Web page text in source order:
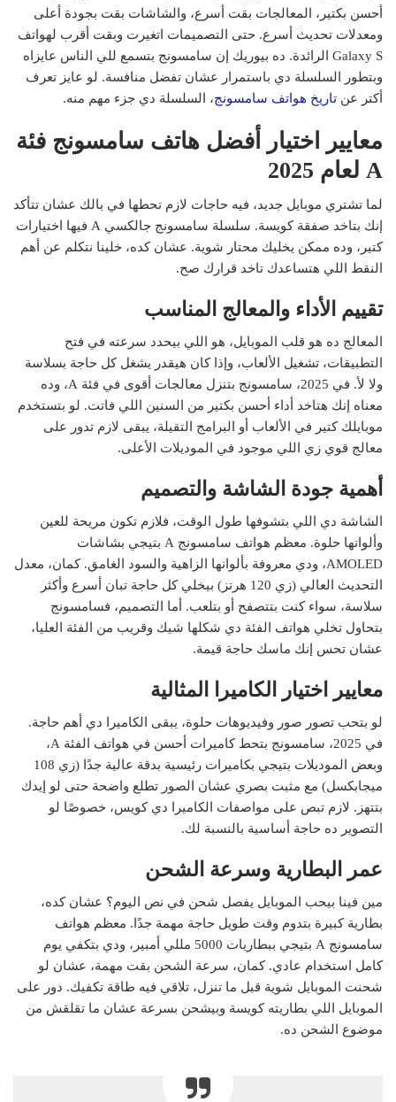
أحسن بكتير، المعالجات بقت أسرع، والشاشات بقت بجودة أعلى
ومعدلات تحديث أسرع. حتى التصميمات اتغيرت وبقت أقرب لهواتف
Galaxy S الرائدة. ده بيوريك إن سامسونج بتسمع للي الناس عايزاه
وبتطور السلسلة دي باستمرار عشان تفضل منافسة. لو عايز تعرف
أكتر عن تاريخ هواتف سامسونج، السلسلة دي جزء مهم منه.
معايير اختيار أفضل هاتف سامسونج فئة
A لعام 2025
لما تشتري موبايل جديد، فيه حاجات لازم تحطها في بالك عشان تتأكد
إنك بتاخد صفقة كويسة. سلسلة سامسونج جالكسي A فيها اختيارات
كتير، وده ممكن يخليك محتار شوية. عشان كده، خلينا نتكلم عن أهم
النقط اللي هتساعدك تاخد قرارك صح.
تقييم الأداء والمعالج المناسب
المعالج ده هو قلب الموبايل، هو اللي بيحدد سرعته في فتح
التطبيقات، تشغيل الألعاب، وإذا كان هيقدر يشغل كل حاجة بسلاسة
ولا لأ. في 2025، سامسونج بتنزل معالجات أقوى في فئة A، وده
معناه إنك هتاخد أداء أحسن بكتير من السنين اللي فاتت. لو بتستخدم
موبايلك كتير في الألعاب أو البرامج التقيلة، يبقى لازم تدور على
معالج قوي زي اللي موجود في الموديلات الأعلى.
أهمية جودة الشاشة والتصميم
الشاشة دي اللي بتشوفها طول الوقت، فلازم تكون مريحة للعين
وألوانها حلوة. معظم هواتف سامسونج A بتيجي بشاشات
AMOLED، ودي معروفة بألوانها الزاهية والسود الغامق. كمان، معدل
التحديث العالي (زي 120 هرتز) بيخلي كل حاجة تبان أسرع وأكثر
سلاسة، سواء كنت بتتصفح أو بتلعب. أما التصميم، فسامسونج
بتحاول تخلي هواتف الفئة دي شكلها شيك وقريب من الفئة العليا،
عشان تحس إنك ماسك حاجة قيمة.
معايير اختيار الكاميرا المثالية
لو بتحب تصور صور وفيديوهات حلوة، يبقى الكاميرا دي أهم حاجة.
في 2025، سامسونج بتحط كاميرات أحسن في هواتف الفئة A،
وبعض الموديلات بتيجي بكاميرات رئيسية بدقة عالية جدًا (زي 108
ميجابكسل) مع مثبت بصري عشان الصور تطلع واضحة حتى لو إيدك
بتتهز. لازم تبص على مواصفات الكاميرا دي كويس، خصوصًا لو
التصوير ده حاجة أساسية بالنسبة لك.
عمر البطارية وسرعة الشحن
مين فينا بيحب الموبايل يفصل شحن في نص اليوم؟ عشان كده،
بطارية كبيرة بتدوم وقت طويل حاجة مهمة جدًا. معظم هواتف
سامسونج A بتيجي ببطاريات 5000 مللي أمبير، ودي بتكفي يوم
كامل استخدام عادي. كمان، سرعة الشحن بقت مهمة، عشان لو
شحنت الموبايل شوية قبل ما تنزل، تلاقي فيه طاقة تكفيك. دور على
الموبايل اللي بطاريته كويسة وبيشحن بسرعة عشان ما تقلقش من
موضوع الشحن ده.